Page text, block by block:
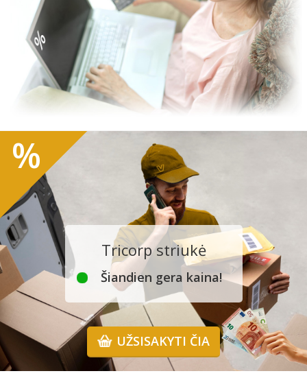
Tricorp striukė
Šiandien gera kaina!
UŽSISAKYTI ČIA
%